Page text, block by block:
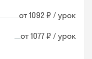
от 1092 ₽ / урок
от 1077 ₽ / урок